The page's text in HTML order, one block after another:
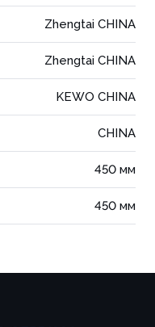
Zhengtai CHINA
Zhengtai CHINA
KEWO CHINA
CHINA
450 мм
450 мм